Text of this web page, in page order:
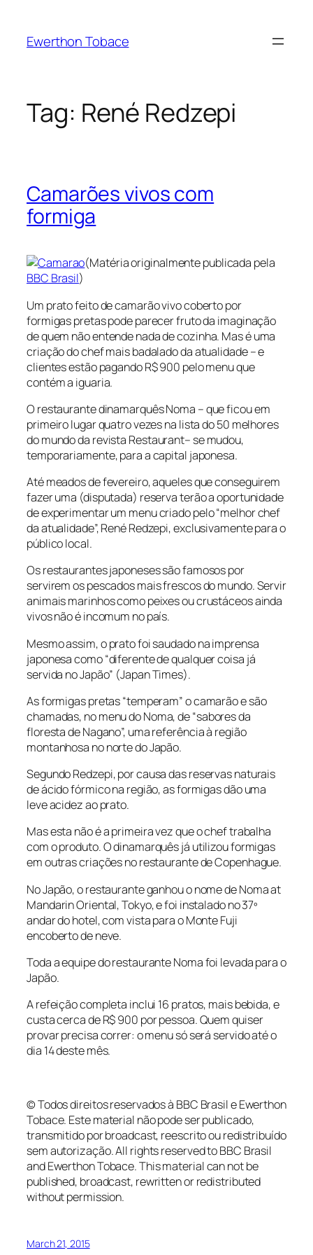
content
Ewerthon Tobace
Tag: René Redzepi
Camarões vivos com
formiga
(Matéria originalmente publicada pela
BBC Brasil)
Um prato feito de camarão vivo coberto por
formigas pretas pode parecer fruto da imaginação
de quem não entende nada de cozinha. Mas é uma
criação do chef mais badalado da atualidade – e
clientes estão pagando R$ 900 pelo menu que
contém a iguaria.
O restaurante dinamarquês Noma – que ficou em
primeiro lugar quatro vezes na lista do 50 melhores
do mundo da revista Restaurant– se mudou,
temporariamente, para a capital japonesa.
Até meados de fevereiro, aqueles que conseguirem
fazer uma (disputada) reserva terão a oportunidade
de experimentar um menu criado pelo “melhor chef
da atualidade”, René Redzepi, exclusivamente para o
público local.
Os restaurantes japoneses são famosos por
servirem os pescados mais frescos do mundo. Servir
animais marinhos como peixes ou crustáceos ainda
vivos não é incomum no país.
Mesmo assim, o prato foi saudado na imprensa
japonesa como “diferente de qualquer coisa já
servida no Japão” (Japan Times).
As formigas pretas “temperam” o camarão e são
chamadas, no menu do Noma, de “sabores da
floresta de Nagano”, uma referência à região
montanhosa no norte do Japão.
Segundo Redzepi, por causa das reservas naturais
de ácido fórmico na região, as formigas dão uma
leve acidez ao prato.
Mas esta não é a primeira vez que o chef trabalha
com o produto. O dinamarquês já utilizou formigas
em outras criações no restaurante de Copenhague.
No Japão, o restaurante ganhou o nome de Noma at
Mandarin Oriental, Tokyo, e foi instalado no 37º
andar do hotel, com vista para o Monte Fuji
encoberto de neve.
Toda a equipe do restaurante Noma foi levada para o
Japão.
A refeição completa inclui 16 pratos, mais bebida, e
custa cerca de R$ 900 por pessoa. Quem quiser
provar precisa correr: o menu só será servido até o
dia 14 deste mês.
© Todos direitos reservados à BBC Brasil e Ewerthon
Tobace. Este material não pode ser publicado,
transmitido por broadcast, reescrito ou redistribuído
sem autorização.All rightsreservedto BBC Brasil
andEwerthonTobace.This materialcan not be
published, broadcast, rewritten or redistributed
without permission.
March 21, 2015